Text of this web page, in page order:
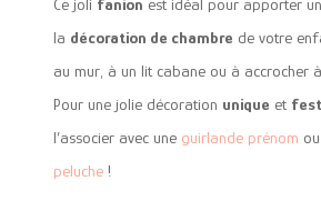
Ce joli fanion est idéal pour apporter
la décoration de chambre de votre
au mur, à un lit cabane ou à accrocher
Pour une jolie décoration unique et
l’associer avec une guirlande prénom
peluche !